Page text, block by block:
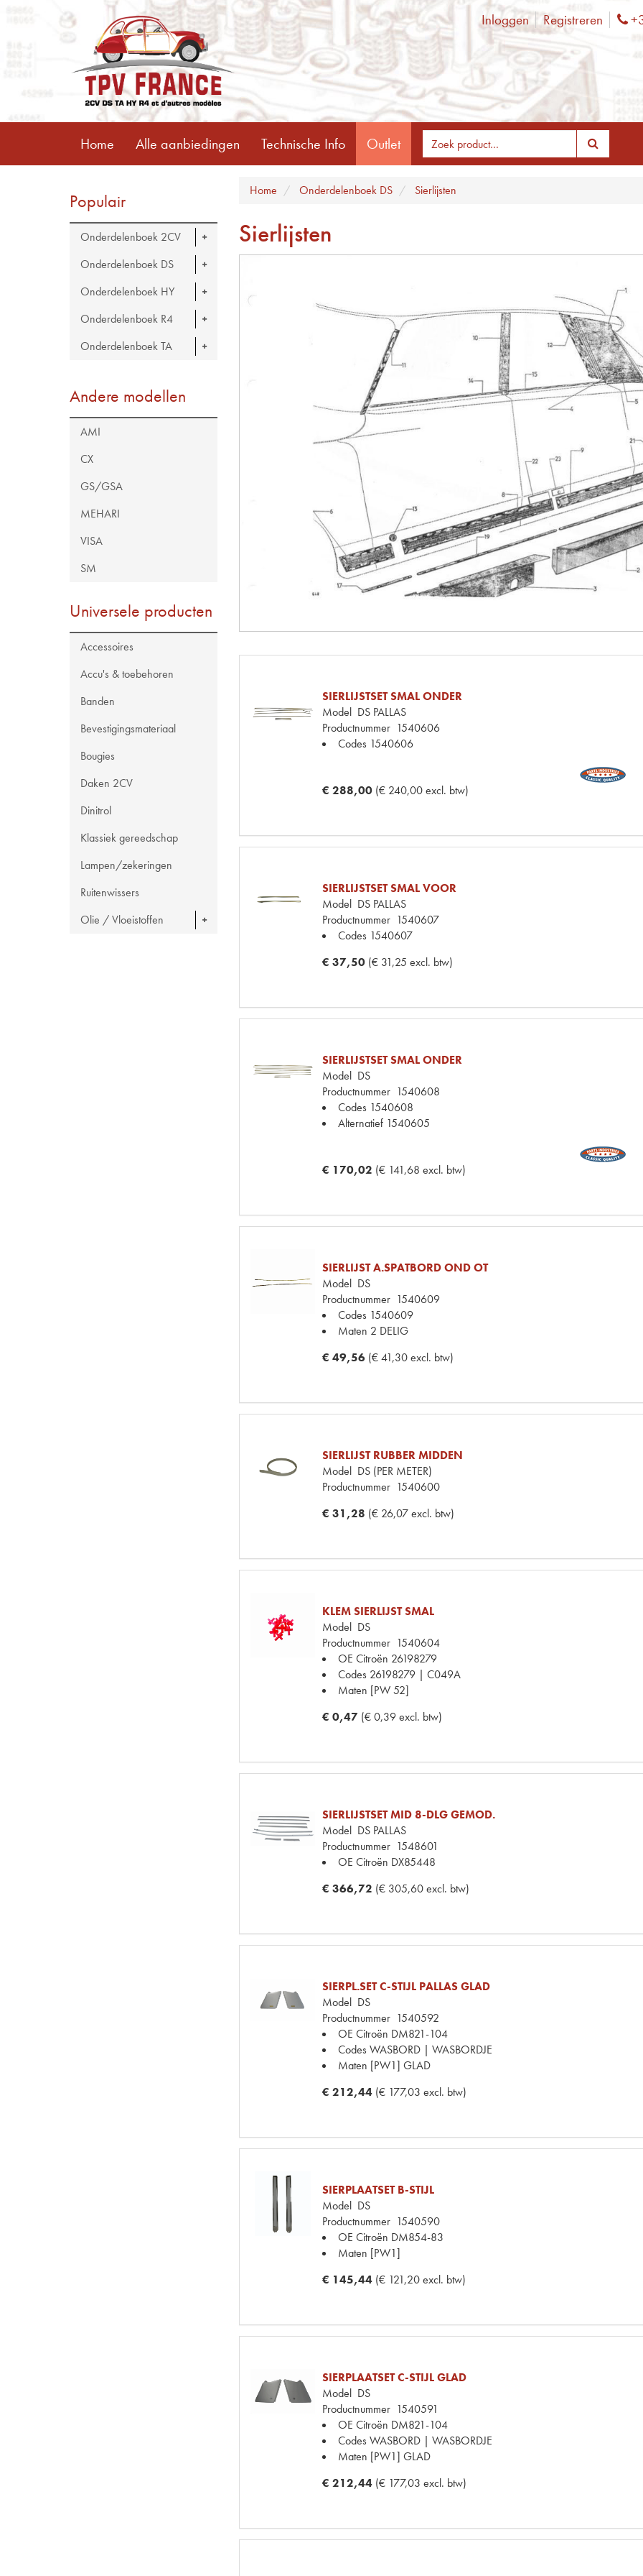
Inloggen Registreren
Home Alle aanbiedingen Technische Info Outlet
Populair
Onderdelenboek 2CV
Onderdelenboek DS
Onderdelenboek HY
Onderdelenboek R4
Onderdelenboek TA
Andere modellen
AMI
CX
GS/GSA
MEHARI
VISA
SM
Universele producten
Accessoires
Accu's & toebehoren
Banden
Bevestigingsmateriaal
Bougies
Daken 2CV
Dinitrol
Klassiek gereedschap
Lampen/zekeringen
Ruitenwissers
Olie / Vloeistoffen
Home Onderdelenboek DS Sierlijsten
Sierlijsten
SIERLIJSTSET SMAL ONDER
Model DS PALLAS
Productnummer 1540606
Codes 1540606
€ 288,00 (€ 240,00 excl. btw)
SIERLIJSTSET SMAL VOOR
Model DS PALLAS
Productnummer 1540607
Codes 1540607
€ 37,50 (€ 31,25 excl. btw)
SIERLIJSTSET SMAL ONDER
Model DS
Productnummer 1540608
Codes 1540608
Alternatief 1540605
€ 170,02 (€ 141,68 excl. btw)
SIERLIJST A.SPATBORD OND OT
Model DS
Productnummer 1540609
Codes 1540609
Maten 2 DELIG
€ 49,56 (€ 41,30 excl. btw)
SIERLIJST RUBBER MIDDEN
Model DS (PER METER)
Productnummer 1540600
€ 31,28 (€ 26,07 excl. btw)
KLEM SIERLIJST SMAL
Model DS
Productnummer 1540604
OE Citroën 26198279
Codes 26198279 | C049A
Maten [PW 52]
€ 0,47 (€ 0,39 excl. btw)
SIERLIJSTSET MID 8-DLG GEMOD.
Model DS PALLAS
Productnummer 1548601
OE Citroën DX85448
€ 366,72 (€ 305,60 excl. btw)
SIERPL.SET C-STIJL PALLAS GLAD
Model DS
Productnummer 1540592
OE Citroën DM821-104
CodesWASBORD | WASBORDJE
Maten [PW1] GLAD
€ 212,44 (€ 177,03 excl. btw)
SIERPLAATSET B-STIJL
Model DS
Productnummer 1540590
OE Citroën DM854-83
Maten [PW1]
€ 145,44 (€ 121,20 excl. btw)
SIERPLAATSET C-STIJL GLAD
Model DS
Productnummer 1540591
OE Citroën DM821-104
CodesWASBORD | WASBORDJE
Maten [PW1] GLAD
€ 212,44 (€ 177,03 excl. btw)